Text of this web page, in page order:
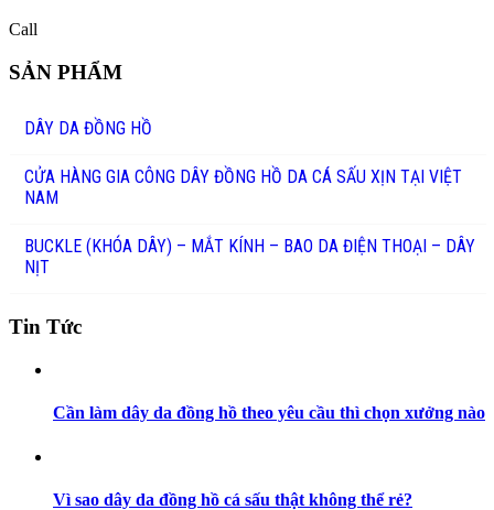
Call
SẢN PHẨM
DÂY DA ĐỒNG HỒ
CỬA HÀNG GIA CÔNG DÂY ĐỒNG HỒ DA CÁ SẤU XỊN TẠI VIỆT
NAM
BUCKLE (KHÓA DÂY) – MẮT KÍNH – BAO DA ĐIỆN THOẠI – DÂY
NỊT
Tin Tức
Cần làm dây da đồng hồ theo yêu cầu thì chọn xưởng nào
Vì sao dây da đồng hồ cá sấu thật không thể rẻ?